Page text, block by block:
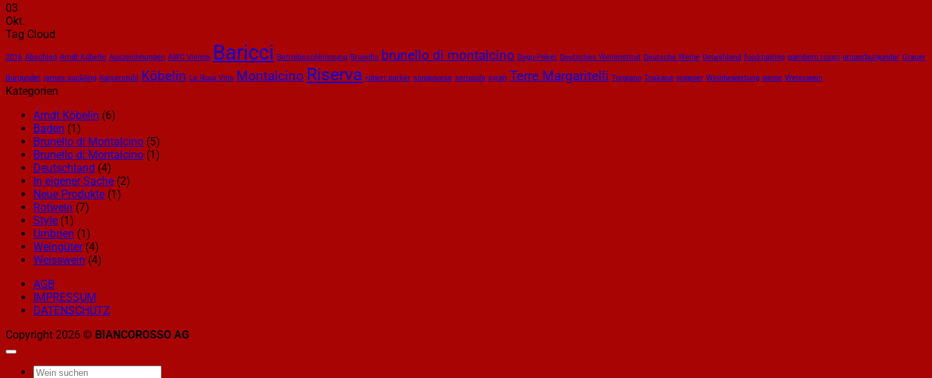
03
Okt.
Tag Cloud
2016 Abschied Arndt Köbelin Auszeichnungen AWC Vienna Baricci Betriebsschliessung Brunello brunello di montalcino Degu-Paket Deutsches Weininstitut Deutsche Weine Deutshland food pairing gambero rosso grauerburgunder Grauer
Burgunder james suckling Kaiserstuhl Köbelin Le Roux Vins Montalcino Riserva robert parker sangiovese serraiola syrah Terre Margaritelli Torgiano Toskana viognier Weinbewertung weine Weisswein
Kategorien
Arndt Köbelin (6)
Baden (1)
Brunello di Montalcino (5)
Brunello di Montalcino (1)
Deutschland (4)
In eigener Sache (2)
Neue Produkte (1)
Rotwein (7)
Style (1)
Umbrien (1)
Weingüter(4)
Weisswein (4)
AGB
IMPRESSUM
DATENSCHUTZ
Copyright 2026 © BIANCOROSSO AG